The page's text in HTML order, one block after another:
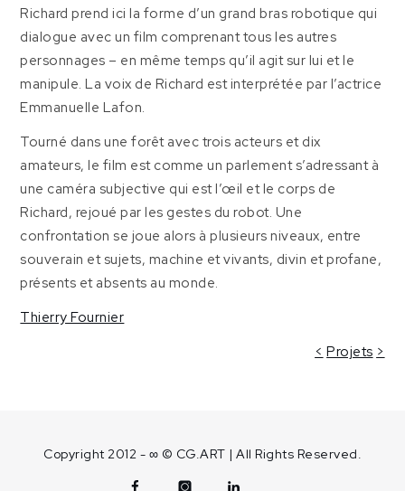
Richard prend ici la forme d’un grand bras robotique qui
dialogue avec un film comprenant tous les autres
personnages – en même temps qu’il agit sur lui et le
manipule. La voix de Richard est interprétée par l’actrice
Emmanuelle Lafon.
Tourné dans une forêt avec trois acteurs et dix
amateurs, le film est comme un parlement s’adressant à
une caméra subjective qui est l’œil et le corps de
Richard, rejoué par les gestes du robot. Une
confrontation se joue alors à plusieurs niveaux, entre
souverain et sujets, machine et vivants, divin et profane,
présents et absents au monde.
Thierry Fournier
< Projets >
Copyright 2012 - ∞ © CG.ART | All Rights Reserved.